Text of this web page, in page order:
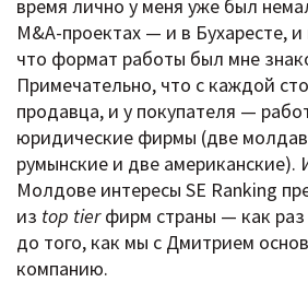
время лично у меня уже был
M&A-проектах — и в Бухаресте,
что формат работы был мне
Примечательно, что с каждой
продавца, и у покупателя —
юридические фирмы (две
румынские и две американские).
Молдове интересы SE Ranking
из top tierфирм страны — как раз
до того, как мы с Дмитрием
компанию.